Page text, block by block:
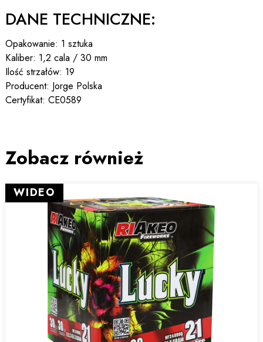
DANE TECHNICZNE:
Opakowanie: 1 sztuka
Kaliber: 1,2 cala / 30 mm
Ilość strzałów: 19
Producent: Jorge Polska
Certyfikat: CE0589
Zobacz również
WIDEO